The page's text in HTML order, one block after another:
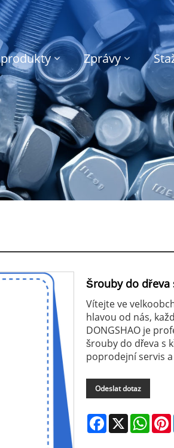
produkty Zprávy
Šrouby do
Vítejte ve
hlavou od nás,
DONGSHAO je
šrouby do dřeva s
poprodejní servis
Odeslat dotaz
Facebook
X